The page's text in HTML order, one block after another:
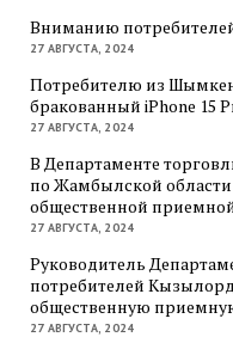
Вниманию
27 АВГУСТА, 2024
Потребителю из
бракованный iPhone 15
27 АВГУСТА, 2024
В Департаменте
по Жамбылской области
общественной
27 АВГУСТА, 2024
Руководитель
потребителей
общественную
27 АВГУСТА, 2024